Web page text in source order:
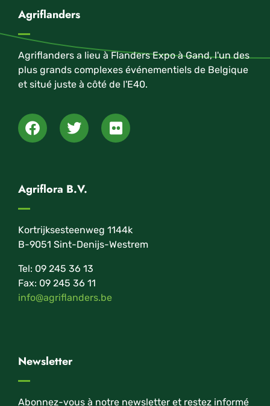
Agriflanders
Agriflanders a lieu à Flanders Expo à Gand, l'un des
plus grands complexes événementiels de Belgique
et situé juste à côté de l'E40.
Agriflora B.V.
Kortrijksesteenweg 1144k
B-9051 Sint-Denijs-Westrem
Tel: 09 245 36 13
Fax: 09 245 36 11
info@agriflanders.be
Newsletter
Abonnez-vous à notre newsletter et restez informé